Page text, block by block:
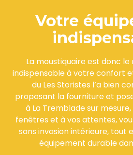
Votre
La moustiquaire est donc
indispensable à votre confort
du Les Storistes l’a bien
proposant la fourniture et
à La Tremblade sur
fenêtres et à vos attentes,
sans invasion intérieure, tout
équipement durable